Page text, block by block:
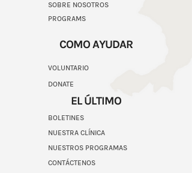
SOBRE NOSOTROS
PROGRAMS
COMO AYUDAR
VOLUNTARIO
EL ÚLTIMO
BOLETINES
NUESTRA CLÍNICA
NUESTROS PROGRAMAS
CONTÁCTENOS
DONATE